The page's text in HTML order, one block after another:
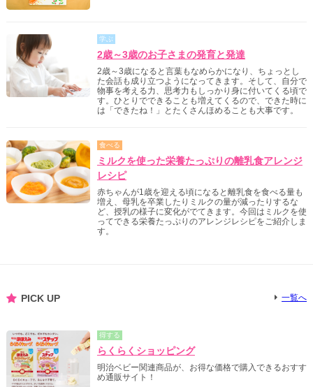
学ぶ
2歳～3歳のお子さまの発育と発達
2歳～3歳になると言葉もなめらかになり、ちょっとし
た会話も成り立つようになってきます。そして、自分で
物事を考える力、思考力もしっかり身に付いてくる頃で
す。ひとりでできることも増えてくるので、できた時に
は「できたね！」とたくさんほめることも大事です。
食べる
ミルクを使った栄養たっぷりの離乳食アレンジ
レシピ
赤ちゃんが1歳を迎える頃になると離乳食を食べる量も
増え、母乳を卒業したりミルクの量が減ったりするな
ど、授乳の様子に変化がでてきます。今回はミルクを使
ってできる栄養たっぷりのアレンジレシピをご紹介しま
す。
PICK UP 一覧へ
得する
らくらくショッピング
明治ベビー関連商品が、お得な価格で購入できるおすす
め通販サイト！